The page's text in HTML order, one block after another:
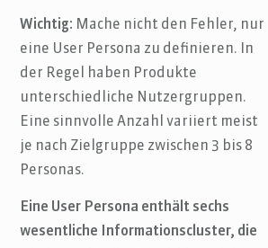
Wichtig: Mache nicht den Fehler, nur
eine User Persona zu definieren. In
der Regel haben Produkte
unterschiedliche Nutzergruppen.
Eine sinnvolle Anzahl variiert meist
je nach Zielgruppe zwischen 3 bis 8
Personas.
Eine User Persona enthält sechs
wesentliche Informationscluster, die